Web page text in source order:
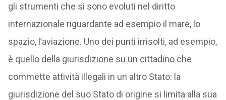
gli strumenti che si sono evoluti nel diritto
internazionale riguardante ad esempio il mare, lo
spazio, l’aviazione. Uno dei punti irrisolti, ad esempio,
è quello della giurisdizione su un cittadino che
commette attività illegali in un altro Stato: la
giurisdizione del suo Stato di origine si limita alla sua